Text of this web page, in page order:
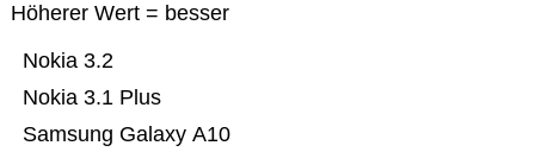
Höherer Wert = besser
Samsung Galaxy A10
Nokia 3.1 Plus
Nokia 3.2